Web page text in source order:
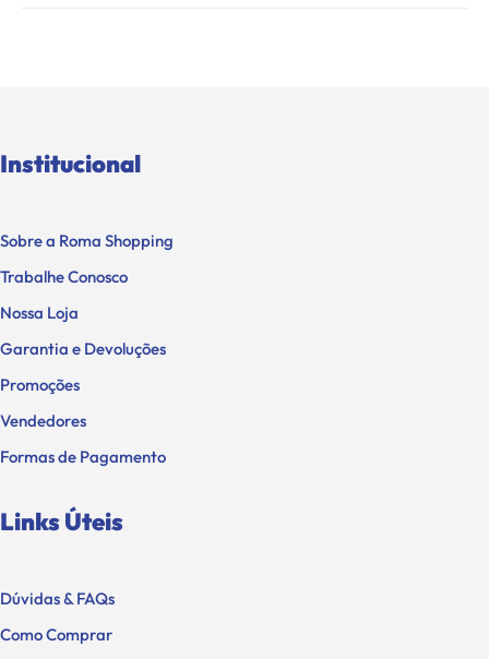
Institucional
Sobre a Roma Shopping
Trabalhe Conosco
Nossa Loja
Garantia e Devoluções
Promoções
Vendedores
Formas de Pagamento
Links Úteis
Dúvidas & FAQs
Como Comprar